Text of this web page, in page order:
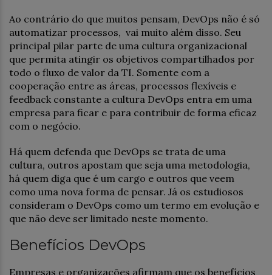
Ao contrário do que muitos pensam, DevOps não é só
automatizar processos, vai muito além disso. Seu
principal pilar parte de uma cultura organizacional
que permita atingir os objetivos compartilhados por
todo o fluxo de valor da TI. Somente com a
cooperação entre as áreas, processos flexíveis e
feedback constante a cultura DevOps entra em uma
empresa para ficar e para contribuir de forma eficaz
com o negócio.
Há quem defenda que DevOps se trata de uma
cultura, outros apostam que seja uma metodologia,
há quem diga que é um cargo e outros que veem
como uma nova forma de pensar. Já os estudiosos
consideram o DevOps como um termo em evolução e
que não deve ser limitado neste momento.
Benefícios DevOps
Empresas e organizações afirmam que os benefícios